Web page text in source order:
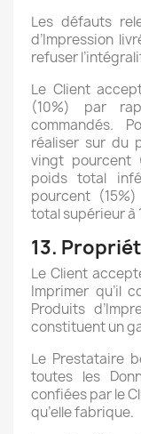
Les défauts
d’Impression
refuser
Le Client
(10%) par
commandés.
réaliser sur du
vingt pourcent
poids total
pourcent
total supérieur à
13.
Le Client
Imprimer qu’il
Produits
constituent un
Le Prestataire
toutes les
confiées par le
qu’elle fabrique.